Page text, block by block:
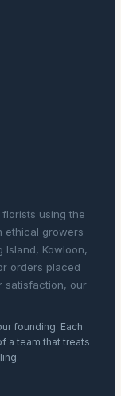
using the
ethical growers
Island, Kowloon,
orders placed
satisfaction, our
founding. Each
a team that treats